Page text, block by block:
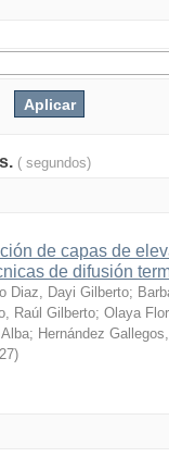
( segundos)
de capas de
de difusión
Diaz, Dayi Gilberto;
Raúl Gilberto; Olaya
; Hernández
)